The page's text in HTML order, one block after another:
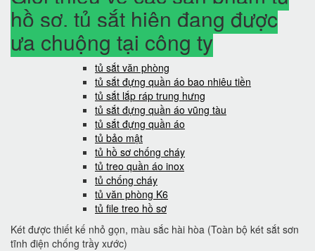
hồ sơ, tủ sắt hiện đang được
ưa chuộng tại công ty
tủ sắt văn phòng
tủ sắt đựng quần áo bao nhiêu tiền
tủ sắt lắp ráp trung hưng
tủ sắt đựng quần áo vũng tàu
tủ sắt đựng quần áo
tủ bảo mật
tủ hồ sơ chống cháy
tủ treo quần áo inox
tủ chống cháy
tủ văn phòng K6
tủ file treo hồ sơ
Két được thiết kế nhỏ gọn, màu sắc hài hòa (Toàn bộ két sắt sơn
tĩnh điện chống trầy xước)